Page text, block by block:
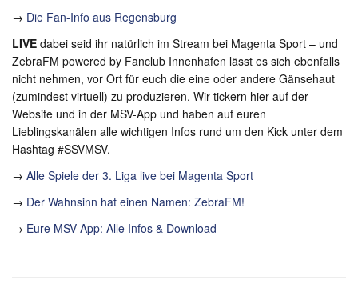
→ Die Fan-Info aus Regensburg
LIVE dabei seid ihr natürlich im Stream bei Magenta Sport – und
ZebraFM powered by Fanclub Innenhafen lässt es sich ebenfalls
nicht nehmen, vor Ort für euch die eine oder andere Gänsehaut
(zumindest virtuell) zu produzieren. Wir tickern hier auf der
Website und in der MSV-App und haben auf euren
Lieblingskanälen alle wichtigen Infos rund um den Kick unter dem
Hashtag #SSVMSV.
→ Alle Spiele der 3. Liga live bei Magenta Sport
→ Der Wahnsinn hat einen Namen: ZebraFM!
→ Eure MSV-App: Alle Infos & Download